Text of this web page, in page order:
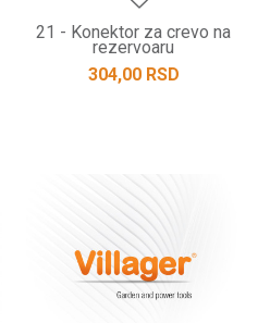
21 - Konektor za crevo na
rezervoaru
304,00 RSD